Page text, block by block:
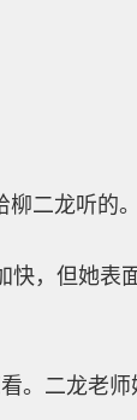
二龙听的。
，但她表
看。二龙老